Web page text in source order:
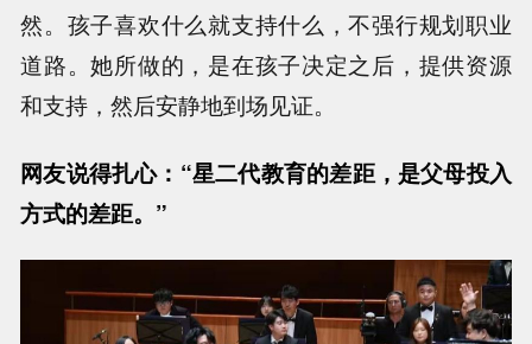
然。孩子喜欢什么就支持什么，不强行规划职业
道路。她所做的，是在孩子决定之后，提供资源
和支持，然后安静地到场见证。
网友说得扎心：“星二代教育的差距，是父母投入
方式的差距。”